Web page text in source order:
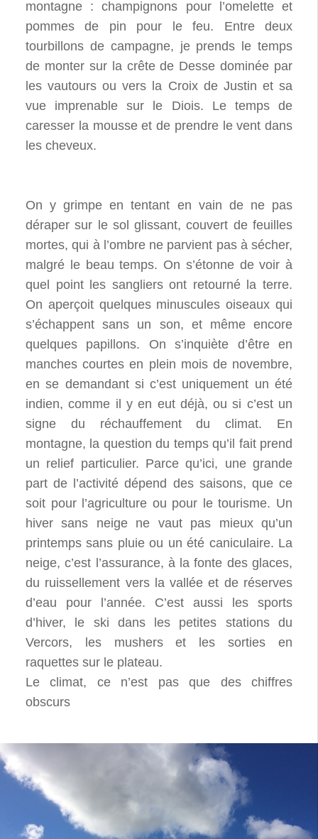
montagne : champignons pour l’omelette et
pommes de pin pour le feu. Entre deux
tourbillons de campagne, je prends le temps
de monter sur la crête de Desse dominée par
les vautours ou vers la Croix de Justin et sa
vue imprenable sur le Diois. Le temps de
caresser la mousse et de prendre le vent dans
les cheveux.
On y grimpe en tentant en vain de ne pas
déraper sur le sol glissant, couvert de feuilles
mortes, qui à l’ombre ne parvient pas à sécher,
malgré le beau temps. On s’étonne de voir à
quel point les sangliers ont retourné la terre.
On aperçoit quelques minuscules oiseaux qui
s’échappent sans un son, et même encore
quelques papillons. On s’inquiète d’être en
manches courtes en plein mois de novembre,
en se demandant si c’est uniquement un été
indien, comme il y en eut déjà, ou si c’est un
signe du réchauffement du climat. En
montagne, la question du temps qu’il fait prend
un relief particulier. Parce qu’ici, une grande
part de l’activité dépend des saisons, que ce
soit pour l’agriculture ou pour le tourisme. Un
hiver sans neige ne vaut pas mieux qu’un
printemps sans pluie ou un été caniculaire. La
neige, c’est l’assurance, à la fonte des glaces,
du ruissellement vers la vallée et de réserves
d’eau pour l’année. C’est aussi les sports
d’hiver, le ski dans les petites stations du
Vercors, les mushers et les sorties en
raquettes sur le plateau.
Le climat, ce n’est pas que des chiffres
obscurs